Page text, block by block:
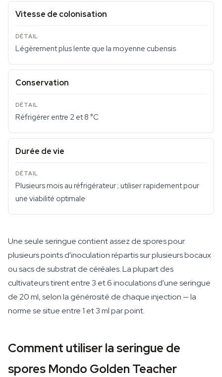
Vitesse de colonisation
Légèrement plus lente que la moyenne cubensis
Conservation
Réfrigérer entre 2 et 8 °C
Durée de vie
Plusieurs mois au réfrigérateur ; utiliser rapidement pour
une viabilité optimale
Une seule seringue contient assez de spores pour
plusieurs points d'inoculation répartis sur plusieurs bocaux
ou sacs de substrat de céréales. La plupart des
cultivateurs tirent entre 3 et 6 inoculations d'une seringue
de 20 ml, selon la générosité de chaque injection — la
norme se situe entre 1 et 3 ml par point.
Comment utiliser la seringue de
spores Mondo Golden Teacher